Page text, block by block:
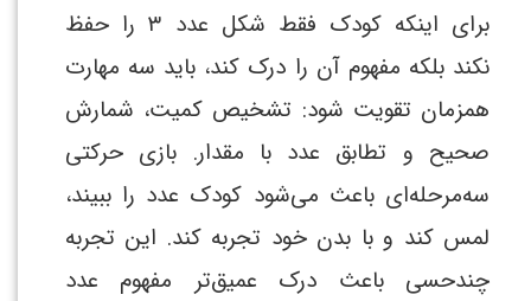
برای اینکه کودک فقط شکل عدد ۳ را حفظ
نکند بلکه مفهوم آن را درک کند، باید سه مهارت
همزمان تقویت شود: تشخیص کمیت، شمارش
صحیح و تطابق عدد با مقدار. بازی حرکتی
سه‌مرحله‌ای باعث می‌شود کودک عدد را ببیند،
لمس کند و با بدن خود تجربه کند. این تجربه
چندحسی باعث درک عمیق‌تر مفهوم عدد